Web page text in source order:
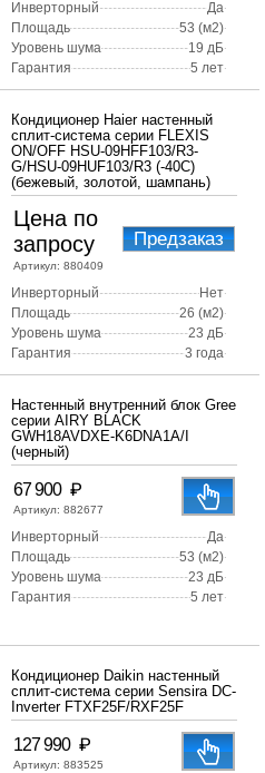
Инверторный
Да
Площадь
53 (м2)
Уровень шума
19 дБ
Гарантия
5 лет
Кондиционер Haier настенный
сплит-система серии FLEXIS
ON/OFF HSU-09HFF103/R3-
G/HSU-09HUF103/R3 (-40С)
(бежевый, золотой, шампань)
Цена по
запросу
Артикул: 880409
Предзаказ
Инверторный
Нет
Площадь
26 (м2)
Уровень шума
23 дБ
Гарантия
3 года
Настенный внутренний блок Gree
серии AIRY BLACK
GWH18AVDXE-K6DNA1A/I
(черный)
67 900 ₽
Артикул: 882677
Инверторный
Да
Площадь
53 (м2)
Уровень шума
23 дБ
Гарантия
5 лет
Кондиционер Daikin настенный
сплит-система серии Sensira DC-
Inverter FTXF25F/RXF25F
127 990 ₽
Артикул: 883525